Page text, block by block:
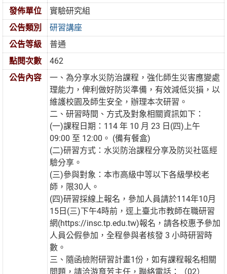
發佈單位
實驗研究組
公告類別
研習講座
公告等級
普通
點閱次數
462
公告內容
一、為分享水災防治課程，強化師生災害應變處
理能力，俾利做好防災準備，有效減低災損，以
維護校園及師生安全，辦理本次研習。
二、研習時間、方式及對象相關資訊如下：
(一)課程日期：114 年 10 月 23 日(四)上午
09:00 至 12:00。 (備有餐盒)
(二)研習方式：水災防治課程分享及防災社區經
驗分享。
(三)參與對象：本市高級中等以下各級學校老
師，限30人。
(四)研習採線上報名，參加人員請於114年10月
15日(三)下午4時前，逕上臺北市教師在職研習
網(https://insc.tp.edu.tw)報名，請各校惠予參加
人員公假參加，全程參與者核發 3 小時研習時
數。
三、隨函檢附研習計畫1份，如有課程報名相關
問題，請洽游育芳主任，聯絡電話：（02）